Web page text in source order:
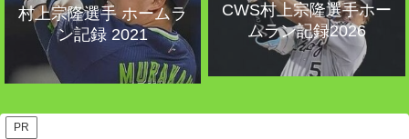
村上宗隆選手 ホームラ
ン記録 2021
CWS村上宗隆選手ホー
ムラン記録2026
PR